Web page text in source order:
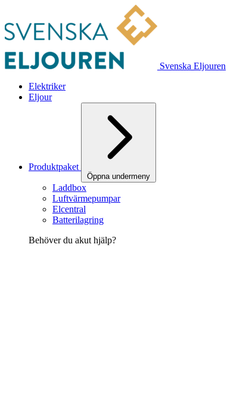
Svenska Eljouren
Elektriker
Eljour
Produktpaket
Öppna undermeny
Laddbox
Luftvärmepumpar
Elcentral
Batterilagring
Behöver du akut hjälp?